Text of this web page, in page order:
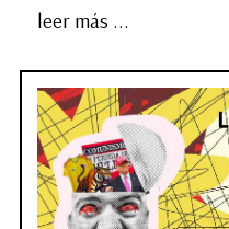
leer más ...